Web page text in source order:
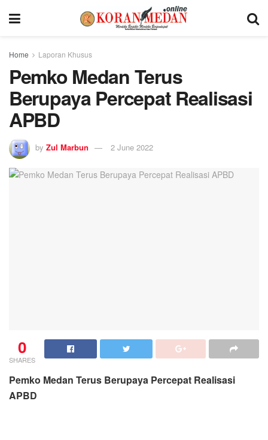
Home Laporan Khusus
Pemko Medan Terus
Berupaya Percepat Realisasi
APBD
by Zul Marbun 2 June 2022
0
SHARES
Pemko Medan Terus Berupaya Percepat Realisasi
APBD